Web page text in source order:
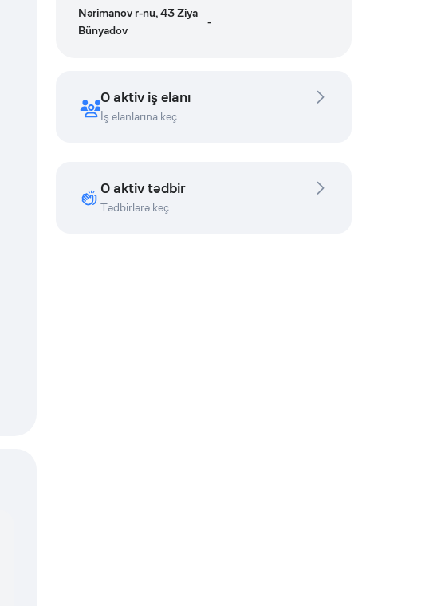
Nərimanov r-nu, 43 Ziya
Bünyadov
-
0 aktiv iş elanı
İş elanlarına keç
0 aktiv tədbir
Tədbirlərə keç